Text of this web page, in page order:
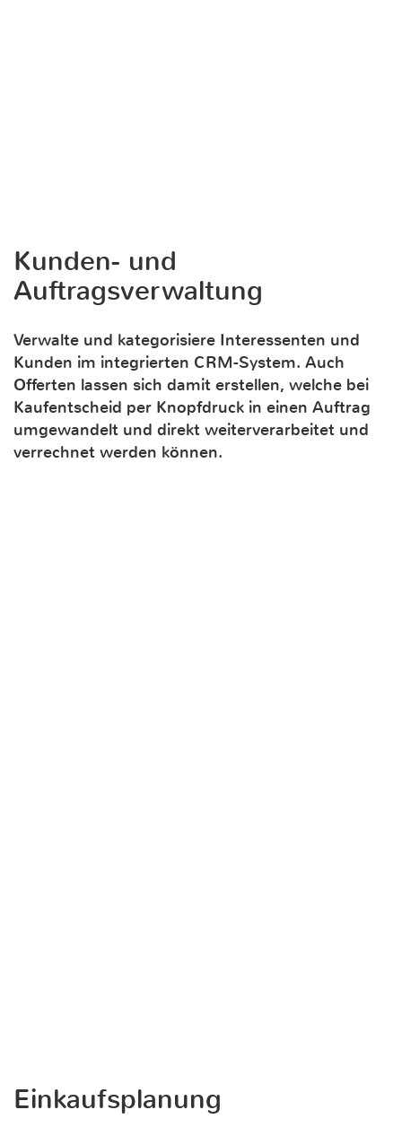
Kunden- und
Auftragsverwaltung
Verwalte und kategorisiere Interessenten und
Kunden im integrierten CRM-System. Auch
Offerten lassen sich damit erstellen, welche bei
Kaufentscheid per Knopfdruck in einen Auftrag
umgewandelt und direkt weiterverarbeitet und
verrechnet werden können.
Einkaufsplanung